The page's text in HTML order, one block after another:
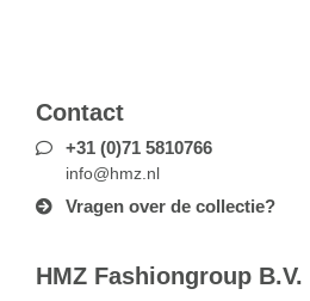
Contact
+31 (0)71 5810766
info@hmz.nl
Vragen over de collectie?
HMZ Fashiongroup B.V.